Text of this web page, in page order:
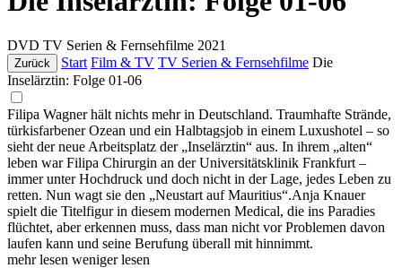
DVD TV Serien & Fernsehfilme 2021
Zurück Start Film & TV TV Serien & Fernsehfilme Die
Inselärztin: Folge 01-06
Filipa Wagner hält nichts mehr in Deutschland. Traumhafte Strände,
türkisfarbener Ozean und ein Halbtagsjob in einem Luxushotel – so
sieht der neue Arbeitsplatz der „Inselärztin“ aus. In ihrem „alten“
leben war Filipa Chirurgin an der Universitätsklinik Frankfurt –
immer unter Hochdruck und doch nicht in der Lage, jedes Leben zu
retten. Nun wagt sie den „Neustart auf Mauritius“.Anja Knauer
spielt die Titelfigur in diesem modernen Medical, die ins Paradies
flüchtet, aber erkennen muss, dass man nicht vor Problemen davon
laufen kann und seine Berufung überall mit hinnimmt.
mehr lesen weniger lesen